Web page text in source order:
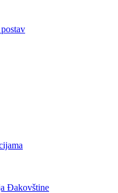
Đakovštine